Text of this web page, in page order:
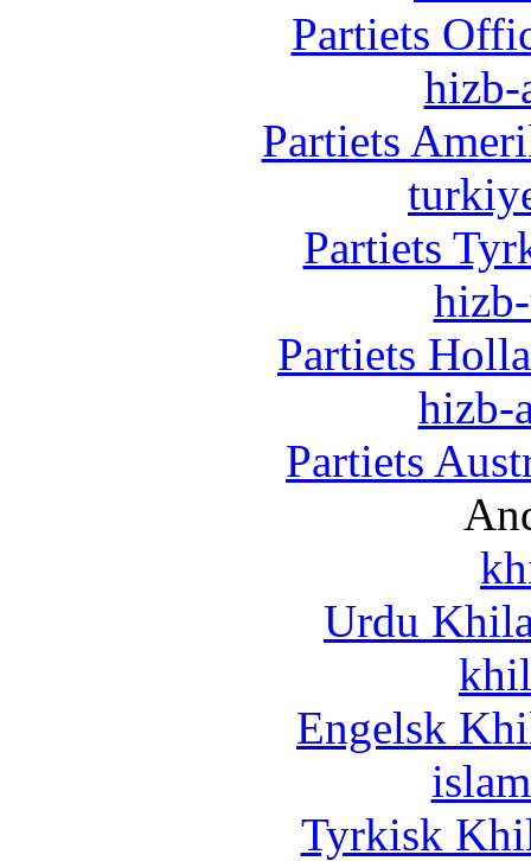
Partiets
hizb-
Partiets
Partiets
Partiets
hizb-
Partiets
Urdu
Engelsk
Tyrkisk